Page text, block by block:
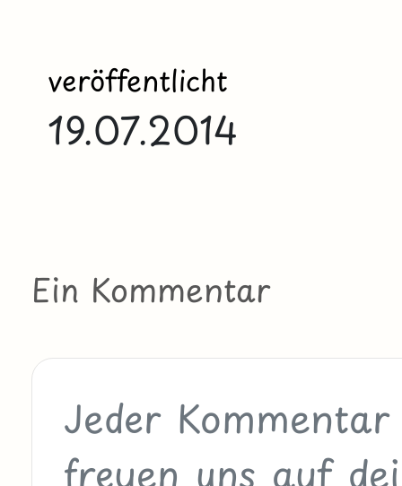
veröffentlicht
19.07.2014
Ein Kommentar